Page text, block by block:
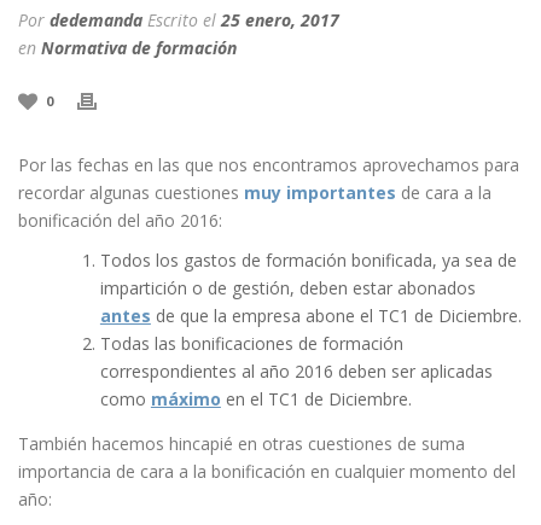
Por dedemanda Escrito el 25 enero, 2017
en Normativa de formación
0
Por las fechas en las que nos encontramos aprovechamos para
recordar algunas cuestiones muy importantes de cara a la
bonificación del año 2016:
Todos los gastos de formación bonificada, ya sea de
impartición o de gestión, deben estar abonados
antes de que la empresa abone el TC1 de Diciembre.
Todas las bonificaciones de formación
correspondientes al año 2016 deben ser aplicadas
como máximo en el TC1 de Diciembre.
También hacemos hincapié en otras cuestiones de suma
importancia de cara a la bonificación en cualquier momento del
año: